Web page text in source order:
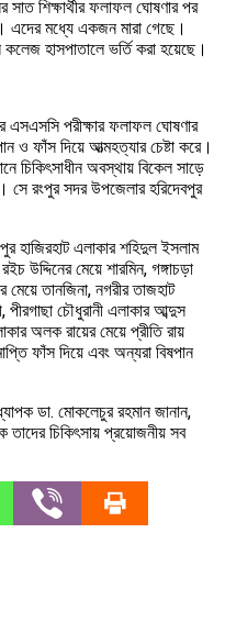
সাত শিক্ষার্থীর ফলাফল ঘোষণার পর
এদের মধ্যে একজন মারা গেছে।
হাসপাতালে ভর্তি করা হয়েছে।
এসএসসি পরীক্ষার ফলাফল ঘোষণার
ও ফাঁস দিয়ে আত্মহত্যার চেষ্টা করে।
চিকিৎসাধীন অবস্থায় বিকেল সাড়ে
সে রংপুর সদর উপজেলার হরিদেবপুর
এলাকার শহিদুল ইসলাম
উদ্দিনের মেয়ে শারমিন, গঙ্গাচড়া
তানজিনা, নগরীর তাজহাট
পীরগাছা চৌধুরানী এলাকার আব্দুস
অলক রায়ের মেয়ে প্রীতি রায়
ফাঁস দিয়ে এবং অন্যরা বিষপান
ডা. মোকলেচুর রহমান জানান,
চিকিৎসায় প্রয়োজনীয় সব